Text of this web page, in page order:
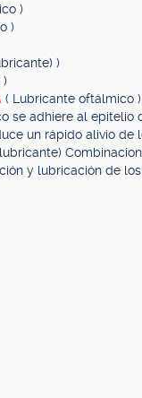
)
)
)
)
( Lubricante oftálmico )
se adhiere al
un rápido alivio de
y lubricación de